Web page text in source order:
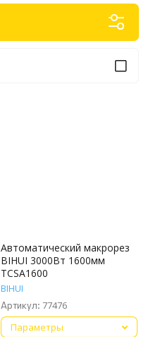
Автоматический макрорез
BIHUI 3000Вт 1600мм
TCSA1600
BIHUI
Артикул: 77476
Параметры